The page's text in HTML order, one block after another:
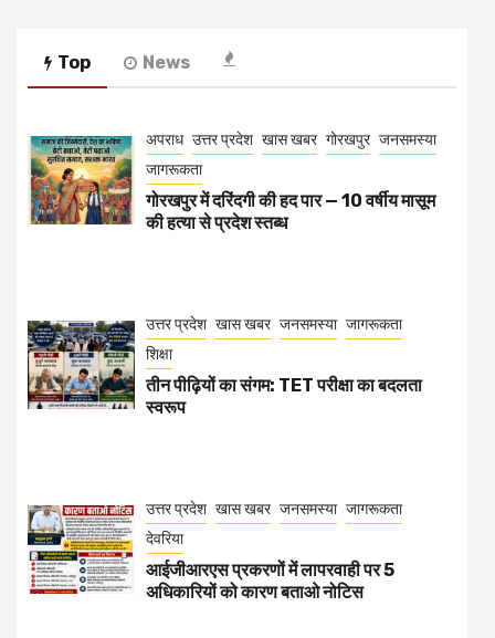
Top News
अपराध उत्तर प्रदेश खास खबर गोरखपुर जनसमस्या
जागरूकता
गोरखपुर में दरिंदगी की हद पार — 10 वर्षीय मासूम
की हत्या से प्रदेश स्तब्ध
उत्तर प्रदेश खास खबर जनसमस्या जागरूकता
शिक्षा
तीन पीढ़ियों का संगम: TET परीक्षा का बदलता
स्वरूप
उत्तर प्रदेश खास खबर जनसमस्या जागरूकता
देवरिया
आईजीआरएस प्रकरणों में लापरवाही पर 5
अधिकारियों को कारण बताओ नोटिस